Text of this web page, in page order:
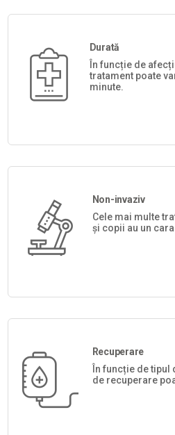
Durată
În funcție de
tratament poate
minute.
Non-invaziv
Cele mai multe
și copii au un
Recuperare
În funcție de
de recuperare